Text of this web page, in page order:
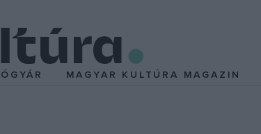
MAGYAR KULTÚRA MAGAZIN